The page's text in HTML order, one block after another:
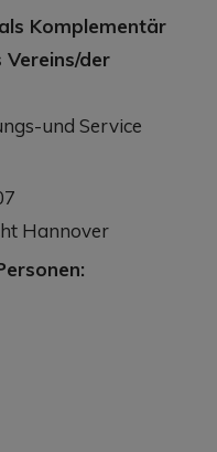
Komplementär
der
und Service
Hannover